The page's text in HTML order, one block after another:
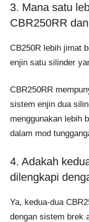
3. Mana satu
CBR250RR
CB250R lebih jimat
enjin satu silinder
CBR250RR
sistem enjin dua
menggunakan lebih
dalam mod
4. Adakah
dilengkapi
Ya, kedua-dua
dengan sistem brek